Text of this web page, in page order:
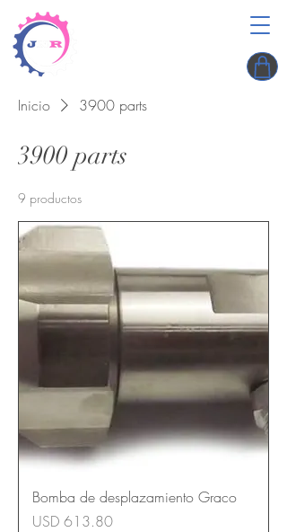
Inicio 3900 parts
3900 parts
9 productos
Bomba de desplazamiento Graco
Precio
USD 613.80